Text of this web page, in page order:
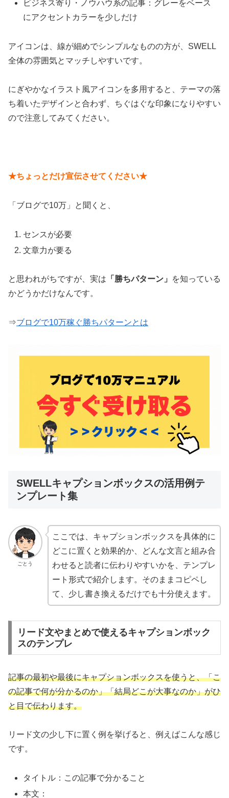
ビジネス寄り・ノウハウ系の記事：グレーをベース
にアクセントカラーを少しだけ
アイコンは、線が細めでシンプルなものの方が、SWELL
全体の雰囲気とマッチしやすいです。
にぎやかなイラスト風アイコンを多用すると、テーマの落
ち着いたデザインと合わず、ちぐはぐな印象になりやすい
ので注意してみてください。
★ちょっとだけ宣伝させてください★
「ブログで10万」と聞くと、
センスが必要
文章力が要る
と思われがちですが、実は 「勝ちパターン」
を知っている
かどうかだけなんです。
⇒ブログで10万稼ぐ勝ちパターンとは
SWELLキャプションボックスの活用例テ
ンプレート集
ごとう
ここでは、キャプションボックスを具体的に
どこに置くと効果的か、どんな文言と組み合
わせると読者に伝わりやすいかを、テンプレ
ート形式で紹介します。そのままコピペし
て、少し書き換えるだけでも十分使えます。
リード文やまとめで使えるキャプションボック
スのテンプレ
記事の最初や最後にキャプションボックスを使うと、「こ
の記事で何が分かるのか」「結局どこが大事なのか」がひ
と目で伝わります。
リード文の少し下に置く例を挙げると、例えばこんな感じ
です。
タイトル：この記事で分かること
本文：